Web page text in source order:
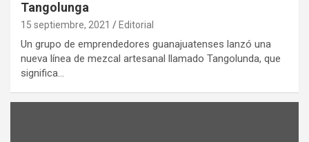
Tangolunga
15 septiembre, 2021 Editorial
Un grupo de emprendedores guanajuatenses lanzó una
nueva línea de mezcal artesanal llamado Tangolunda, que
significa…